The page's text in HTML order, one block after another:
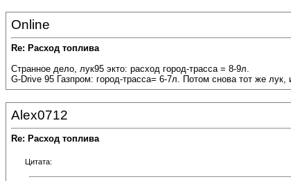
Online
Re: Расход топлива
Странное дело, лук95 экто: расход город-трасса = 8-9л.
G-Drive 95 Газпром: город-трасса= 6-7л. Потом снова тот же
Alex0712
Re: Расход топлива
Цитата: